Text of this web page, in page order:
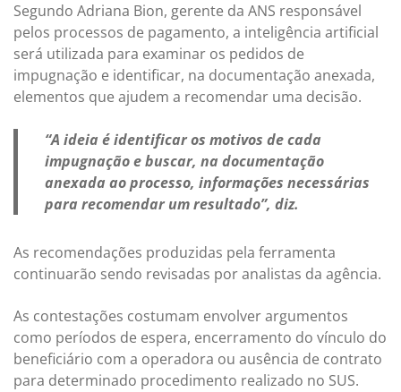
Segundo Adriana Bion, gerente da ANS responsável
pelos processos de pagamento, a inteligência artificial
será utilizada para examinar os pedidos de
impugnação e identificar, na documentação anexada,
elementos que ajudem a recomendar uma decisão.
“A ideia é identificar os motivos de cada
impugnação e buscar, na documentação
anexada ao processo, informações necessárias
para recomendar um resultado”, diz.
As recomendações produzidas pela ferramenta
continuarão sendo revisadas por analistas da agência.
As contestações costumam envolver argumentos
como períodos de espera, encerramento do vínculo do
beneficiário com a operadora ou ausência de contrato
para determinado procedimento realizado no SUS.